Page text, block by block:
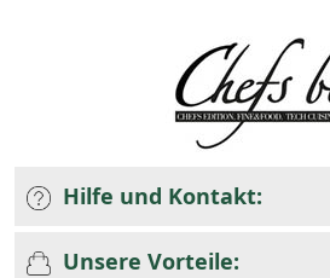
Hilfe und Kontakt:
Unsere Vorteile: